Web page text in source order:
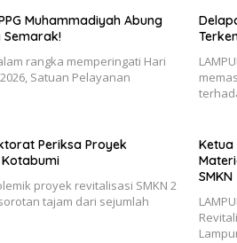
Muhammadiyah Abung
Semarak!
rangka memperingati Hari
Satuan Pelayanan
Periksa Proyek
Kotabumi
proyek revitalisasi SMKN 2
tajam dari sejumlah
Ketua
SMKN